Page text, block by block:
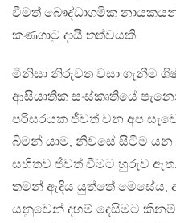
වීමත් බෞද්ධාගමික නායකයන්
කණගාටු දායී තත්වයකි.
මිනිසා නිරුවත වසා ගැනීම
ආසියාතික සංස්කෘතියේ
පරිසරයක ජීවත් වන අප
බිමන් යාම, නිවසේ සිටීම
සහිතව ජීවත් වීමට හුරුව
තමන් ඇදිය යුත්තේ මෙසේය,
යනුවෙන් දහම් දෙසීමට